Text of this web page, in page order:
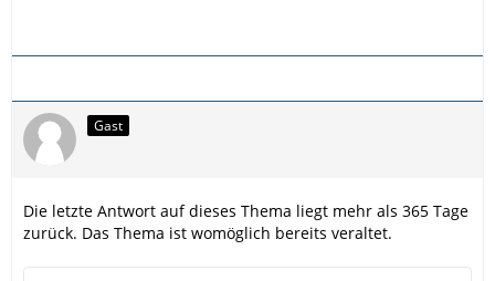
Gast
Die letzte Antwort auf dieses Thema liegt mehr als 365 Tage
zurück. Das Thema ist womöglich bereits veraltet.